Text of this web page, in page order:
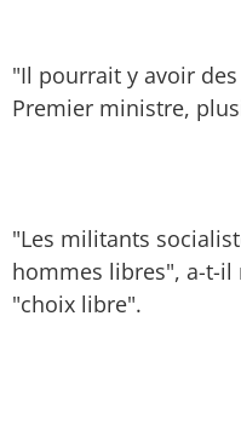
"Il pourrait y avoir
Premier ministre,
"Les militants
hommes libres", a-t-
"choix libre".